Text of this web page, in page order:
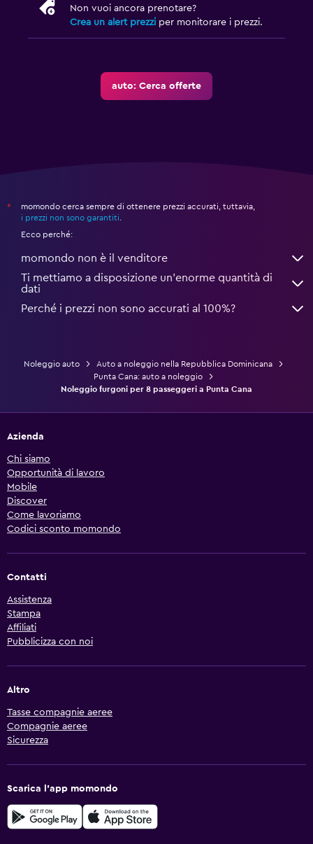
Non vuoi ancora prenotare?
Crea un alert prezzi per monitorare i prezzi.
auto: Cerca offerte
*
momondo cerca sempre di ottenere prezzi accurati, tuttavia,
i prezzi non sono garantiti.
Ecco perché:
momondo non è il venditore
Ti mettiamo a disposizione un’enorme quantità di
dati
Perché i prezzi non sono accurati al 100%?
Noleggio auto
Auto a noleggio nella Repubblica Dominicana
Punta Cana: auto a noleggio
Noleggio furgoni per 8 passeggeri a Punta Cana
Azienda
Chi siamo
Opportunità di lavoro
Mobile
Discover
Come lavoriamo
Codici sconto momondo
Contatti
Assistenza
Stampa
Affiliati
Pubblicizza con noi
Altro
Tasse compagnie aeree
Compagnie aeree
Sicurezza
Scarica l'app momondo